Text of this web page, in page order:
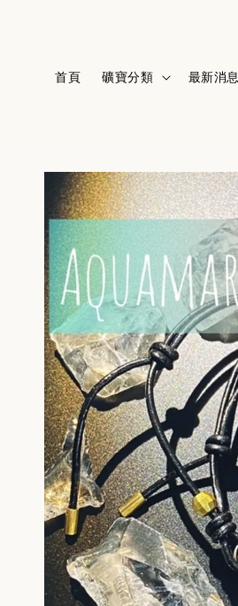
首頁 礦寶分類 最新消息